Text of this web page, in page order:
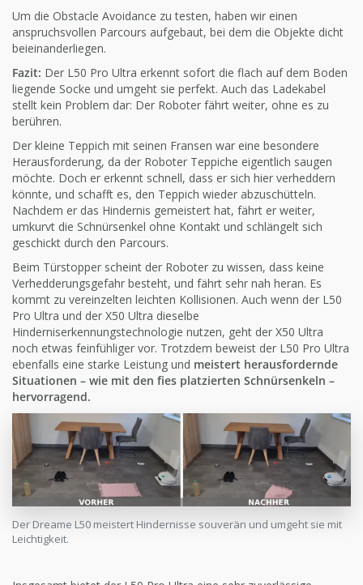
Um die Obstacle Avoidance zu testen, haben wir einen
anspruchsvollen Parcours aufgebaut, bei dem die Objekte dicht
beieinanderliegen.
Fazit: Der L50 Pro Ultra erkennt sofort die flach auf dem Boden
liegende Socke und umgeht sie perfekt. Auch das Ladekabel
stellt kein Problem dar: Der Roboter fährt weiter, ohne es zu
berühren.
Der kleine Teppich mit seinen Fransen war eine besondere
Herausforderung, da der Roboter Teppiche eigentlich saugen
möchte. Doch er erkennt schnell, dass er sich hier verheddern
könnte, und schafft es, den Teppich wieder abzuschütteln.
Nachdem er das Hindernis gemeistert hat, fährt er weiter,
umkurvt die Schnürsenkel ohne Kontakt und schlängelt sich
geschickt durch den Parcours.
Beim Türstopper scheint der Roboter zu wissen, dass keine
Verhedderungsgefahr besteht, und fährt sehr nah heran. Es
kommt zu vereinzelten leichten Kollisionen. Auch wenn der L50
Pro Ultra und der X50 Ultra dieselbe
Hinderniserkennungstechnologie nutzen, geht der X50 Ultra
noch etwas feinfühliger vor. Trotzdem beweist der L50 Pro Ultra
ebenfalls eine starke Leistung und meistert herausfordernde
Situationen – wie mit den fies platzierten Schnürsenkeln –
hervorragend.
Der Dreame L50 meistert Hindernisse souverän und umgeht sie mit
Leichtigkeit.